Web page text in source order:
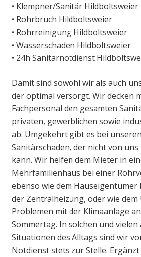
• Klempner/Sanitär Hildboltsweier
• Rohrbruch Hildboltsweier
• Rohrreinigung Hildboltsweier
• Wasserschaden Hildboltsweier
• 24h Sanitärnotdienst
Damit sind sowohl wir als auch
der optimal versorgt. Wir decken
Fachpersonal den gesamten
privaten, gewerblichen sowie
ab. Umgekehrt gibt es bei
Sanitärschaden, der nicht von
kann. Wir helfen dem Mieter in
Mehrfamilienhaus bei einer
ebenso wie dem Hauseigentümer
der Zentralheizung, oder wie
Problemen mit der Klimaanlage
Sommertag. In solchen und vielen
Situationen des Alltags sind wir
Notdienst stets zur Stelle.